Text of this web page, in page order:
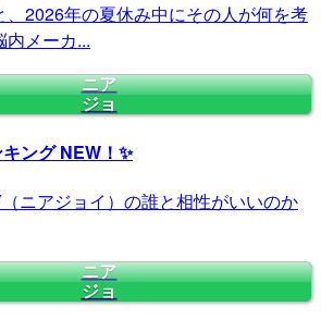
、2026年の夏休み中にその人が何を考
内メーカ...
ニア
ジョ
ングNEW！✨
ニアジョイ）の誰と相性がいいのか
ニア
ジョ